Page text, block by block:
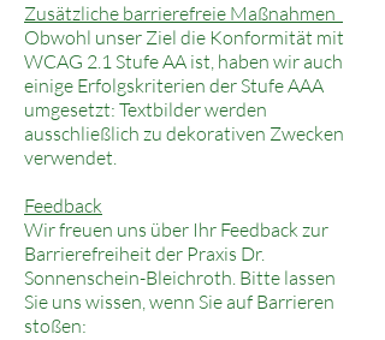
Zusätzliche barrierefreie Maßnahmen
Obwohl unser Ziel die Konformität mit
WCAG 2.1 Stufe AA ist, haben wir auch
einige Erfolgskriterien der Stufe AAA
umgesetzt: Textbilder werden
ausschließlich zu dekorativen Zwecken
verwendet.
Feedback
Wir freuen uns über Ihr Feedback zur
Barrierefreiheit der Praxis Dr.
Sonnenschein-Bleichroth. Bitte lassen
Sie uns wissen, wenn Sie auf Barrieren
stoßen: